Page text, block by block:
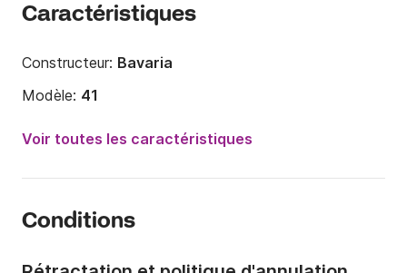
Caractéristiques
Constructeur: Bavaria
Modèle: 41
Année:
Nombre de couchages:
Nombre de salles de bains:
Voir toutes les caractéristiques
Conditions